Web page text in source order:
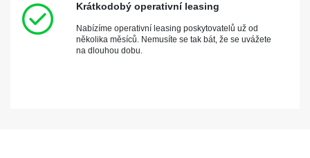
Krátkodobý operativní leasing
Nabízíme operativní leasing poskytovatelů už od
několika měsíců. Nemusíte se tak bát, že se uvážete
na dlouhou dobu.